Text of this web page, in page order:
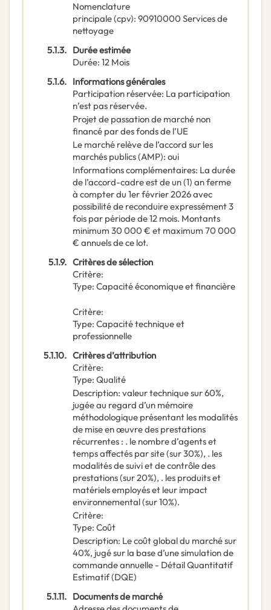
Nomenclature
principale(cpv): 90910000 Services de
nettoyage
5.1.3. Durée estimée
Durée: 12 Mois
5.1.6. Informations générales
Participation réservée: La participation
n’est pas réservée.
Projet de passation de marché non
financé par des fonds de l’UE
Le marché relève de l’accord sur les
marchés publics (AMP): oui
Informations complémentaires: La durée
de l’accord-cadre est de un (1) an ferme
à compter du 1er février 2026 avec
possibilité de reconduire expressément 3
fois par période de 12 mois. Montants
minimum 30 000 € et maximum 70 000
€ annuels de ce lot.
5.1.9. Critères de sélection
Critère:
Type: Capacité économique et financière
Critère:
Type: Capacité technique et
professionnelle
5.1.10. Critères d’attribution
Critère:
Type: Qualité
Description: valeur technique sur 60%,
jugée au regard d’un mémoire
méthodologique présentant les modalités
de mise en œuvre des prestations
récurrentes : . le nombre d’agents et
temps affectés par site (sur 30%), . les
modalités de suivi et de contrôle des
prestations (sur 20%), . les produits et
matériels employés et leur impact
environnemental (sur 10%).
Critère:
Type: Coût
Description: Le coût global du marché sur
40%, jugé sur la base d’une simulation de
commande annuelle - Détail Quantitatif
Estimatif (DQE)
5.1.11. Documents de marché